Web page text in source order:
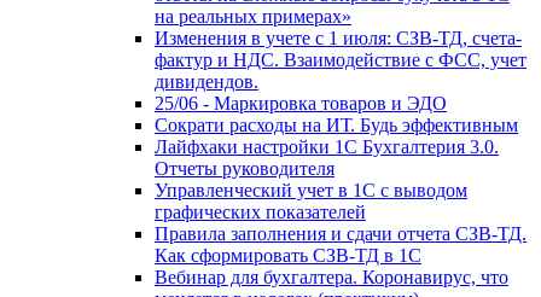
на реальных примерах»
Изменения в учете с 1 июля: СЗВ-ТД, счета-
фактур и НДС. Взаимодействие с ФСС, учет
дивидендов.
25/06 - Маркировка товаров и ЭДО
Сократи расходы на ИТ. Будь эффективным
Лайфхаки настройки 1С Бухгалтерия 3.0.
Отчеты руководителя
Управленческий учет в 1С с выводом
графических показателей
Правила заполнения и сдачи отчета СЗВ-ТД.
Как сформировать СЗВ-ТД в 1С
Вебинар для бухгалтера. Коронавирус, что